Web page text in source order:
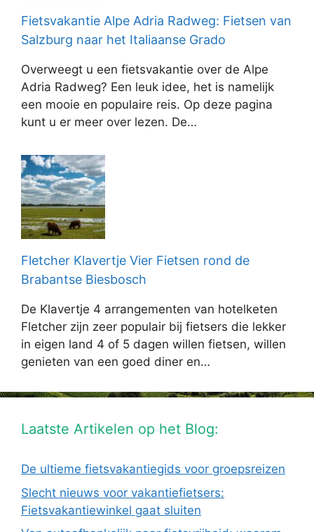
Fietsvakantie Alpe Adria Radweg: Fietsen van
Salzburg naar het Italiaanse Grado
Overweegt u een fietsvakantie over de Alpe
Adria Radweg? Een leuk idee, het is namelijk
een mooie en populaire reis. Op deze pagina
kunt u er meer over lezen. De…
Fletcher Klavertje Vier Fietsen rond de
Brabantse Biesbosch
De Klavertje 4 arrangementen van hotelketen
Fletcher zijn zeer populair bij fietsers die lekker
in eigen land 4 of 5 dagen willen fietsen, willen
genieten van een goed diner en…
Laatste Artikelen op het Blog:
De ultieme fietsvakantiegids voor groepsreizen
Slecht nieuws voor vakantiefietsers:
Fietsvakantiewinkel gaat sluiten